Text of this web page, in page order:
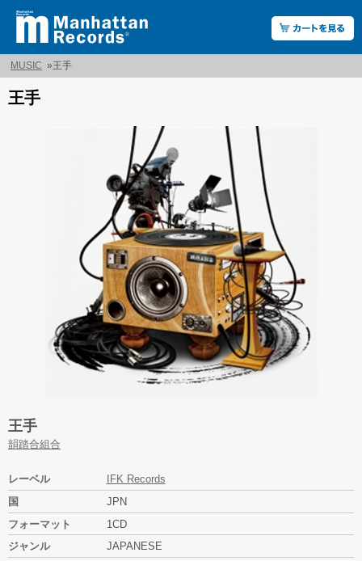
MUSIC »王手
王手
王手
韻踏合組合
レーベル
IFK Records
国
JPN
フォーマット
1CD
ジャンル
JAPANESE